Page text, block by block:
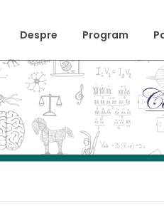
Despre Program